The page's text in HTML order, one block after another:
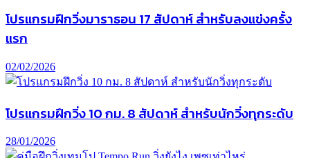
โปรแกรมฝึกวิ่งมาราธอน 17 สัปดาห์ สำหรับลงแข่งครั้ง
แรก
02/02/2026
โปรแกรมฝึกวิ่ง 10 กม. 8 สัปดาห์ สำหรับนักวิ่งทุกระดับ
28/01/2026